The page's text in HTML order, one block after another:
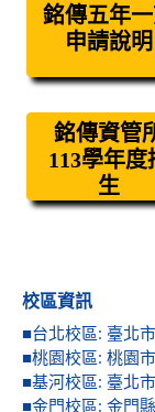
銘傳五年
申請說明
銘傳資管
113學年度
生
校區資訊
■台北校區: 臺北
■桃園校區: 桃園
■基河校區: 臺北
■金門校區: 金門